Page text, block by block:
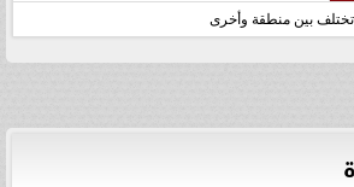
بين منطقة وأخرى